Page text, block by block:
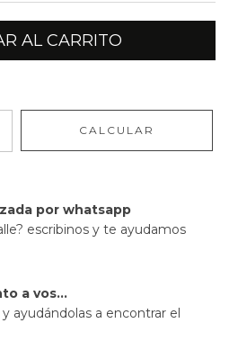
CALCULAR
por whatsapp
escribinos y te ayudamos
a vos...
ayudándolas a encontrar el